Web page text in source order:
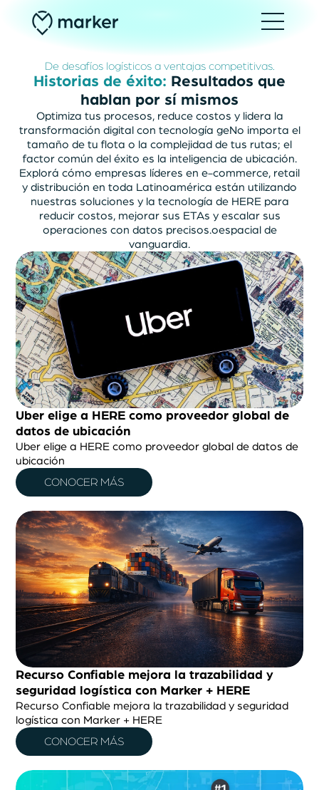
De desafíos logísticos a ventajas competitivas.
Historias de éxito: Resultados que
hablan por sí mismos
Optimiza tus procesos, reduce costos y lidera la
transformación digital con tecnología geNo importa el
tamaño de tu flota o la complejidad de tus rutas; el
factor común del éxito es la inteligencia de ubicación.
Explorá cómo empresas líderes en e-commerce, retail
y distribución en toda Latinoamérica están utilizando
nuestras soluciones y la tecnología de HERE para
reducir costos, mejorar sus ETAs y escalar sus
operaciones con datos precisos.oespacial de
vanguardia.
Uber elige a HERE como proveedor global de
datos de ubicación
Uber elige a HERE como proveedor global de datos de
ubicación
CONOCER MÁS
Recurso Confiable mejora la trazabilidad y
seguridad logística con Marker + HERE
Recurso Confiable mejora la trazabilidad y seguridad
logística con Marker + HERE
CONOCER MÁS